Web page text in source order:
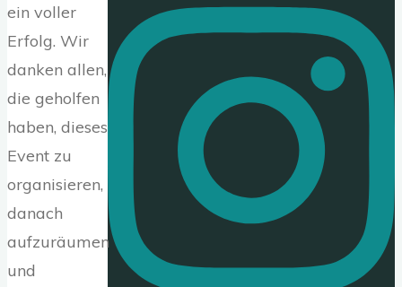
ein voller
Erfolg. Wir
danken allen,
die geholfen
haben, dieses
Event zu
organisieren,
danach
aufzuräumen
und